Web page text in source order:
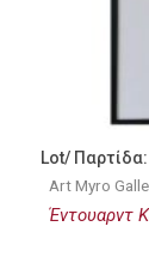
Lot/
Art Myro
Έντουαρντ